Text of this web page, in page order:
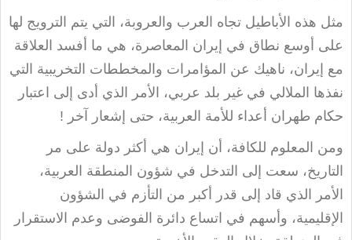
مثل هذه الأباطيل تجاه العرب والعروبة، التي يتم الترويج لها
على أوسع نطاق في إيران المعاصرة، هي ما أفسد العلاقة
مع إيران، ناهيك عن المؤامرات والمخططات التخريبية التي
نفذها الملالي في غير بلد عربي، الأمر الذي أدى إلى اعتبار
حكام طهران أعداء للأمة العربية، حتى إشعار آخر !
ومن المعلوم للكافة، أن إيران هي أكثر دولة على مر
التاريخ، سعت إلى التدخل في شؤون المنطقة العربية،
الأمر الذي قاد إلى قدر أكبر من التأزم في الشؤون
الإقليمية، وأسهم في اتساع دائرة الفوضى وعدم الاستقرار